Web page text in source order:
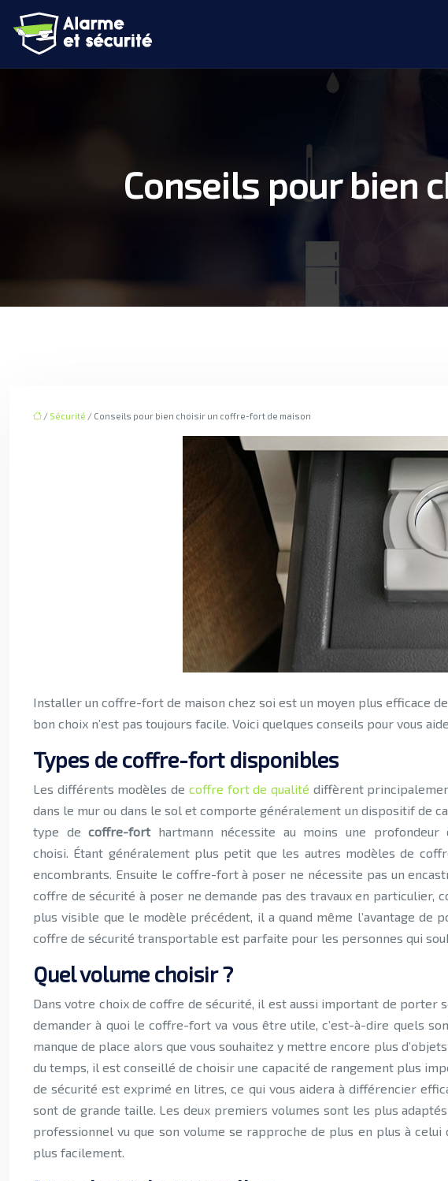
Conseils pour bien
/ Sécurité / Conseils pour bien choisir un coffre-fort de maison
Installer un coffre-fort de maison chez soi est un moyen plus efficace
bon choix n’est pas toujours facile. Voici quelques conseils pour vous
Types de coffre-fort disponibles
Les différents modèles de coffre fort de qualité diffèrent
dans le mur ou dans le sol et comporte généralement un dispositif de
type decoffre-forthartmann nécessite au moins une
choisi. Étant généralement plus petit que les autres modèles de
encombrants. Ensuite le coffre-fort à poser ne nécessite pas un
coffre de sécurité à poser ne demande pas des travaux en
plus visible que le modèle précédent, il a quand même l’avantage de
coffre de sécurité transportable est parfaite pour les personnes qui
Quel volume choisir ?
Dans votre choix de coffre de sécurité, il est aussi important de porter
demander à quoi le coffre-fort va vous être utile, c’est-à-dire quels
manque de place alors que vous souhaitez y mettre encore plus
du temps, il est conseillé de choisir une capacité de rangement plus
de sécurité est exprimé en litres, ce qui vous aidera à différencier
sont de grande taille. Les deux premiers volumes sont les plus
professionnel vu que son volume se rapproche de plus en plus à
plus facilement.